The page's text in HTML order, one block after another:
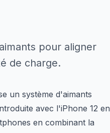
pour aligner
de charge.
un système d'aimants
avec l'iPhone 12 en
en combinant la